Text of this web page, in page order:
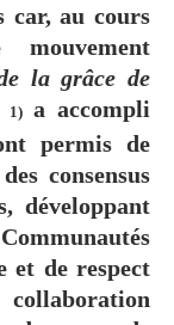
car, au cours
la grâce de
1)a accompli
permis de
consensus
développant
et de respect